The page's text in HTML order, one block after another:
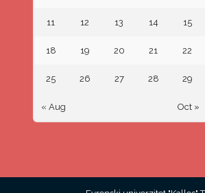
« Aug Oct »
11 12 13 14 15
18 19 20 21 22
25 26 27 28 29